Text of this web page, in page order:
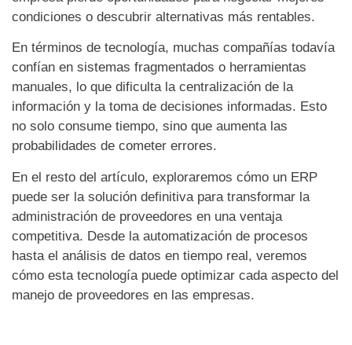
condiciones o descubrir alternativas más rentables.
En términos de tecnología, muchas compañías todavía
confían en sistemas fragmentados o herramientas
manuales, lo que dificulta la centralización de la
información y la toma de decisiones informadas. Esto
no solo consume tiempo, sino que aumenta las
probabilidades de cometer errores.
En el resto del artículo, exploraremos cómo un ERP
puede ser la solución definitiva para transformar la
administración de proveedores en una ventaja
competitiva. Desde la automatización de procesos
hasta el análisis de datos en tiempo real, veremos
cómo esta tecnología puede optimizar cada aspecto del
manejo de proveedores en las empresas.